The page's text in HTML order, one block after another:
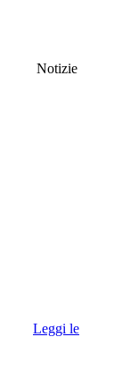
Notizie
Leggi le